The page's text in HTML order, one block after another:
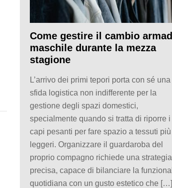
Come gestire il cambio
maschile durante la mezza
stagione
L’arrivo dei primi tepori porta con sé una
sfida logistica non indifferente per la
gestione degli spazi domestici,
specialmente quando si tratta di riporre i
capi pesanti per fare spazio a tessuti più
leggeri. Organizzare il guardaroba del
proprio compagno richiede una strategia
precisa, capace di bilanciare la
quotidiana con un gusto estetico che […]